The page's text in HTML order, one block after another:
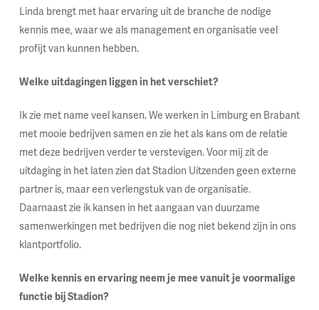
Linda brengt met haar ervaring uit de branche de nodige
kennis mee, waar we als management en organisatie veel
profijt van kunnen hebben.
Welke uitdagingen liggen in het verschiet?
Ik zie met name veel kansen. We werken in Limburg en Brabant
met mooie bedrijven samen en zie het als kans om de relatie
met deze bedrijven verder te verstevigen. Voor mij zit de
uitdaging in het laten zien dat Stadion Uitzenden geen externe
partner is, maar een verlengstuk van de organisatie.
Daarnaast zie ik kansen in het aangaan van duurzame
samenwerkingen met bedrijven die nog niet bekend zijn in ons
klantportfolio.
Welke kennis en ervaring neem je mee vanuit je voormalige
functie bij Stadion?